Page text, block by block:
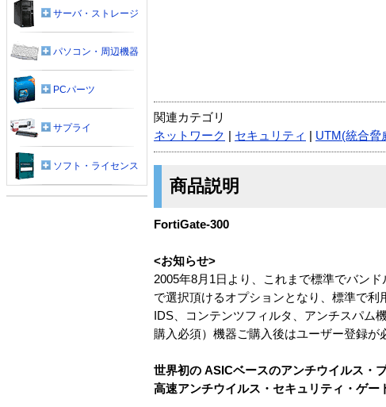
関連カテゴリ
ネットワーク
セキュリティ UTM(統合脅
商品説明
FortiGate-300
<お知らせ>
2005年8月1日より、これまで標準でバン
で選択頂けるオプションとなり、標準で利
IDS、コンテンツフィルタ、アンチスパ
購入必須）機器ご購入後はユーザー登録が
世界初の ASICベースのアンチウイルス・
高速アンチウイルス・セキュリティ・ゲー
サーバ・ストレージ
パソコン・周辺機器
PCパーツ
サプライ
ソフト・ライセンス